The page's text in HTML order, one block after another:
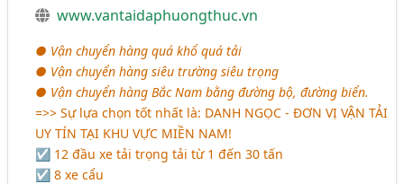
www.vantaidaphuongthuc.vn
● Vận chuyển hàng quá khổ quá tải
● Vận chuyển hàng siêu trường siêu trọng
● Vận chuyển hàng Bắc Nam bằng đường bộ, đường biển.
=>> Sự lựa chọn tốt nhất là: DANH NGỌC - ĐƠN VỊ VẬN TẢI
UY TÍN TẠI KHU VỰC MIỀN NAM!
☑ 12 đầu xe tải trọng tải từ 1 đến 30 tấn
☑ 8 xe cẩu